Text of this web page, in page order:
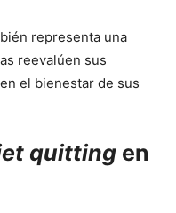
representa una
reevalúen sus
el bienestar de sus
quitting en